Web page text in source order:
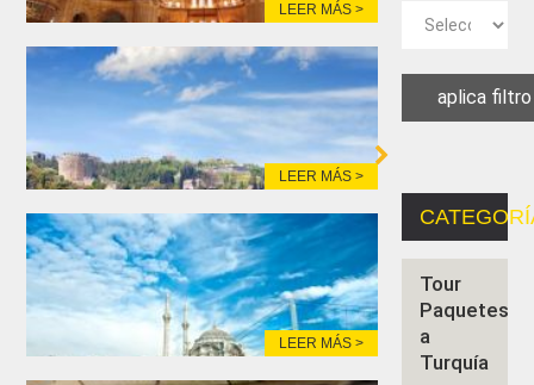
LEER MÁS >
LEER MÁS >
LEER MÁS >
Tour
Paquetes
a
Turquía